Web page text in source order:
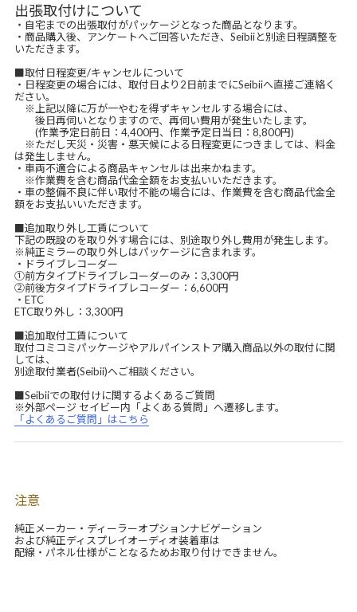
出張取付けについて
・自宅までの出張取付がパッケージとなった商品となります。
・商品購入後、アンケートへご回答いただき、Seibiiと別途日程調整を
いただきます。
■取付日程変更/キャンセルについて
・日程変更の場合には、取付日より2日前までにSeibiiへ直接ご連絡く
ださい。
※上記以降に万が一やむを得ずキャンセルする場合には、
後日再伺いとなりますので、再伺い費用が発生いたします。
(作業予定日前日：4,400円、作業予定日当日：8,800円)
※ただし天災・災害・悪天候による日程変更につきましては、料金
は発生しません。
・車両不適合による商品キャンセルは出来かねます。
※作業費を含む商品代金全額をお支払いいただきます。
・車の整備不良に伴い取付不能の場合には、作業費を含む商品代金全
額をお支払いいただきます。
■追加取り外し工賃について
下記の既設のを取り外す場合には、別途取り外し費用が発生します。
※純正ミラーの取り外しはパッケージに含まれます。
・ドライブレコーダー
①前方タイプドライブレコーダーのみ：3,300円
②前後方タイプドライブレコーダー：6,600円
・ETC
ETC取り外し：3,300円
■追加取付工賃について
取付コミコミパッケージやアルパインストア購入商品以外の取付に関
しては、
別途取付業者(Seibii)へご相談ください。
■Seibiiでの取付けに関するよくあるご質問
※外部ページ セイビー内「よくある質問」へ遷移します。
「よくあるご質問」はこちら
注意
純正メーカー・ディーラーオプションナビゲーション
および純正ディスプレイオーディオ装着車は
配線・パネル仕様がことなるためお取り付けできません。